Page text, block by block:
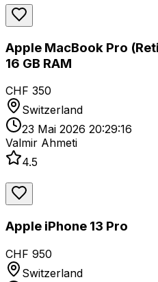
Apple MacBook Pro
16 GB RAM
CHF 350
Switzerland
23 Mai 2026 20:29:16
Valmir Ahmeti
4.5
Apple iPhone 13 Pro
CHF 950
Switzerland